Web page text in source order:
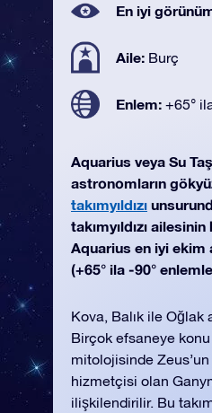
En iyi
Aile: Burç
Enlem: +65°
Aquarius veya Su
astronomların
takımyıldızı
takımyıldızı
Aquarius en iyi ekim
(+65° ila -90°
Kova, Balık ile Oğlak
Birçok efsaneye
mitolojisinde
hizmetçisi olan
ilişkilendirilir. Bu